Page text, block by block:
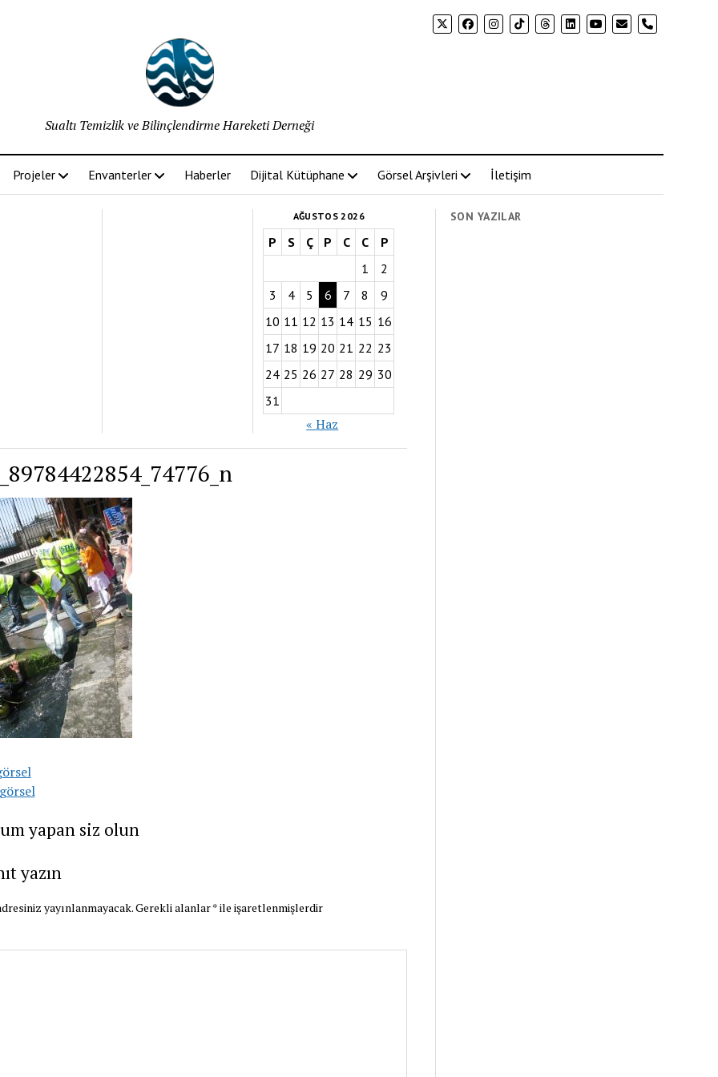
phone
Sualtı Temizlik ve Bilinçlendirme Hareketi Derneği
Projeler Envanterler Haberler Dijital Kütüphane Görsel Arşivleri İletişim
AĞUSTOS 2026
P S Ç P C C
P
1
2
3
4 5 6 7 8
9
10 11 12 13 14 15 16
17 18 19 20 21 22 23
24 25 26 27 28 29 30
31
« Haz
yapan siz olun
yazın
yayınlanmayacak.Gerekli alanlar*ile işaretlenmişlerdir
SON YAZILAR